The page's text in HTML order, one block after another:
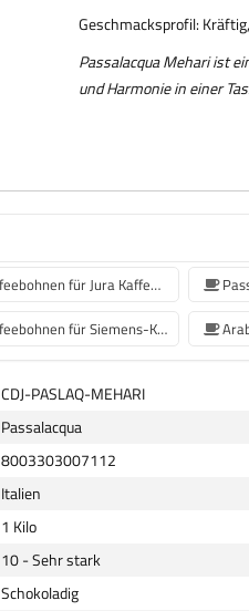
Geschmacksprofil:
Passalacqua Mehari ist
und Harmonie in einer
Kaffeebohnen für Jura Kaffeemaschinen
Kaffeebohnen für Siemens-Kaffeemaschinen
CDJ-PASLAQ-MEHARI
Passalacqua
8003303007112
Italien
1 Kilo
10 - Sehr stark
Schokoladig